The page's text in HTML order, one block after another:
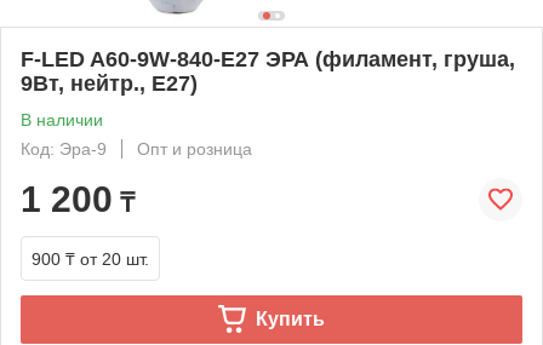
F-LED A60-9W-840-E27 ЭРА (филамент, груша,
9Вт, нейтр., Е27)
В наличии
Код: Эра-9
Опт и розница
1 200 ₸
900 ₸ от 20 шт.
Купить